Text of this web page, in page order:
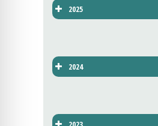
2025
2024